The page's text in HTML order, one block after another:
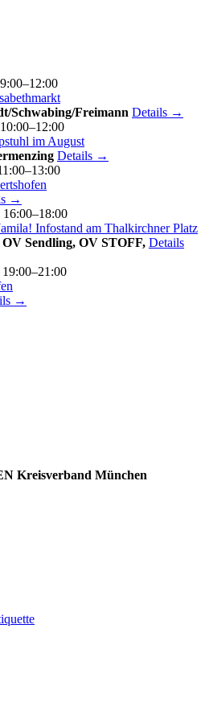
Schwabing/Freimann Details →
im August
Details →
→
Infostand am Thalkirchner Platz
Sendling, OV STOFF, Details
→
Kreisverband München